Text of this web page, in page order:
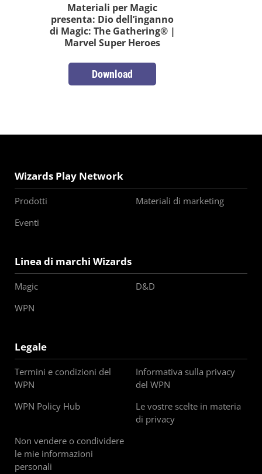
Materiali per Magic
presenta: Dio dell’inganno
di Magic: The Gathering® |
Marvel Super Heroes
Download
Wizards Play Network
Prodotti
Materiali di marketing
Eventi
Linea di marchi Wizards
Magic
D&D
WPN
Legale
Termini e condizioni del
WPN
Informativa sulla privacy
del WPN
WPN Policy Hub
Le vostre scelte in materia
di privacy
Non vendere o condividere
le mie informazioni
personali